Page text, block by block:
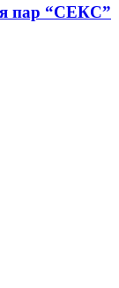
пар “СЕКС”